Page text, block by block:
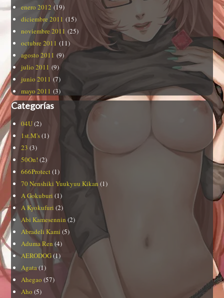
enero 2012 (19)
diciembre 2011 (15)
noviembre 2011 (25)
octubre 2011 (11)
agosto 2011 (9)
julio 2011 (9)
junio 2011 (7)
mayo 2011 (3)
Categorías
04U(2)
1st.M's(1)
23 (3)
50On! (2)
666Protect(1)
70 Nenshiki Yuukyuu Kikan (1)
A Gokuburi (1)
A Kyokufuri (2)
Abi Kamesennin(2)
Abradeli Kami (5)
Aduma Ren (4)
AERODOG(1)
Agata(1)
Ahegao (57)
Aho (5)